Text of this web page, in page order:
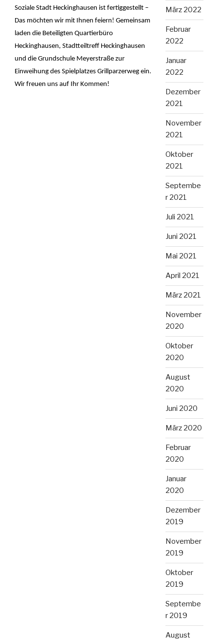
Soziale Stadt Heckinghausen ist fertiggestellt –
Das möchten wir mit Ihnen feiern! Gemeinsam
laden die Beteiligten Quartierbüro
Heckinghausen, Stadtteiltreff Heckinghausen
und die Grundschule Meyerstraße zur
Einweihung des Spielplatzes Grillparzerweg ein.
Wir freuen uns auf Ihr Kommen!
März 2022
Februar
2022
Januar
2022
Dezember
2021
November
2021
Oktober
2021
Septembe
r 2021
Juli 2021
Juni 2021
Mai 2021
April 2021
März 2021
November
2020
Oktober
2020
August
2020
Juni 2020
März 2020
Februar
2020
Januar
2020
Dezember
2019
November
2019
Oktober
2019
Septembe
r 2019
August